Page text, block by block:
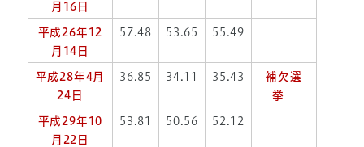
月16日
平成26年12
月14日
57.48 53.65 55.49
平成28年4月
24日
36.85 34.11 35.43
補欠選
挙
平成29年10
月22日
53.81 50.56 52.12